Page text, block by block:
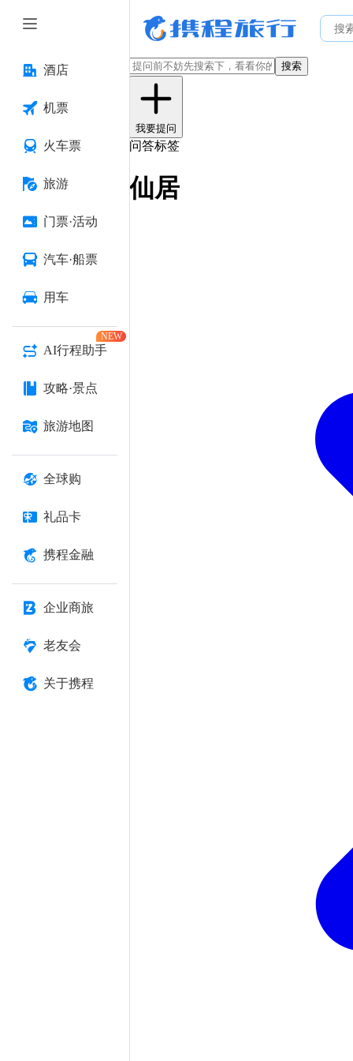
酒店
机票
火车票
旅游
门票·活动
汽车·船票
用车
AI行程助手
NEW
攻略·景点
旅游地图
全球购
礼品卡
携程金融
企业商旅
老友会
关于携程
搜索
我要提问
问答标签
仙居